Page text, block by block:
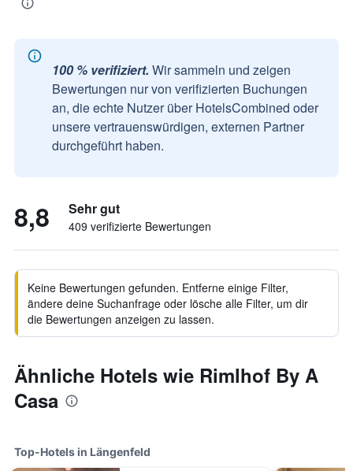
100 % verifiziert. Wir sammeln und zeigen
Bewertungen nur von verifizierten Buchungen
an, die echte Nutzer über HotelsCombined oder
unsere vertrauenswürdigen, externen Partner
durchgeführt haben.
8,8 Sehr gut
409 verifizierte Bewertungen
Keine Bewertungen gefunden. Entferne einige Filter,
ändere deine Suchanfrage oder lösche alle Filter, um dir
die Bewertungen anzeigen zu lassen.
Ähnliche Hotels wie Rimlhof By A
Casa
Top-Hotels in Längenfeld